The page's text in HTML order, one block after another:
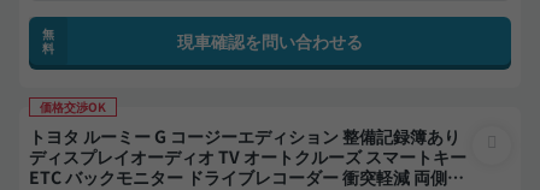
無
料
現車確認を問い合わせる
価格交渉OK
トヨタ ルーミー G コージーエディション 整備記録簿あり
ディスプレイオーディオ TV オートクルーズ スマートキー
ETC バックモニター ドライブレコーダー 衝突軽減 両側電